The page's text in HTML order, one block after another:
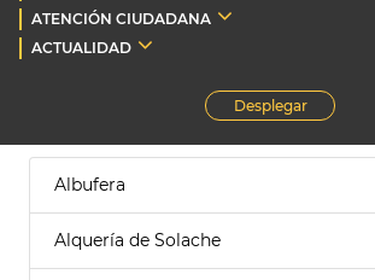
ATENCIÓN CIUDADANA
ACTUALIDAD
Desplegar
Albufera
Alquería de Solache